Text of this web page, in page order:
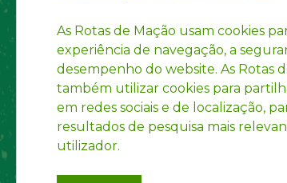
As Rotas de Mação usam cookies
experiência de navegação, a
desempenho do website. As Rotas
também utilizar cookies para
em redes sociais e de localização,
resultados de pesquisa mais
utilizador.